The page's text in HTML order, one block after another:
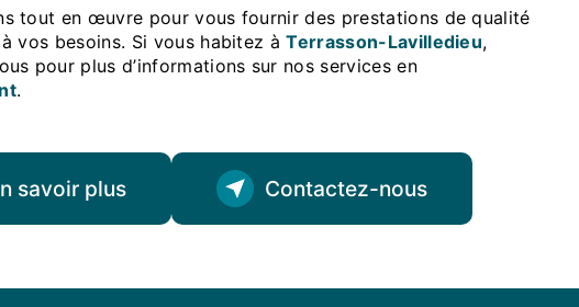
vos besoins. Si vous habitez àTerrasson-Lavilledieu,
pour plus d’informations sur nos services en
.
savoir plus Contactez-nous